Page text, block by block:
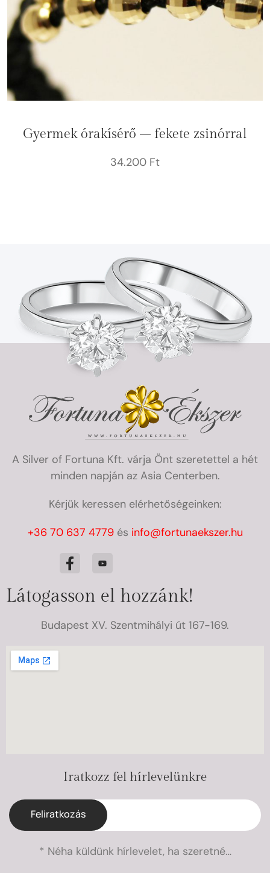
Gyermek órakísérő – fekete zsinórral
34.200 Ft
A Silver of Fortuna Kft. várja Önt szeretettel a hét
minden napján az Asia Centerben.
Kérjük keressen elérhetőségeinken:
+36 70 637 4779és info@fortunaekszer.hu
Látogasson el hozzánk!
Budapest XV. Szentmihályi út 167-169.
Iratkozz fel hírlevelünkre
Feliratkozás
* Néha küldünk hírlevelet, ha szeretné…